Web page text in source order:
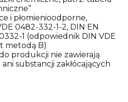
i płomienioodporne,
0482-332-1-2, DIN EN
1 (odpowiednik DIN VDE
metodą B)
produkcji nie zawierają
substancji zakłócających